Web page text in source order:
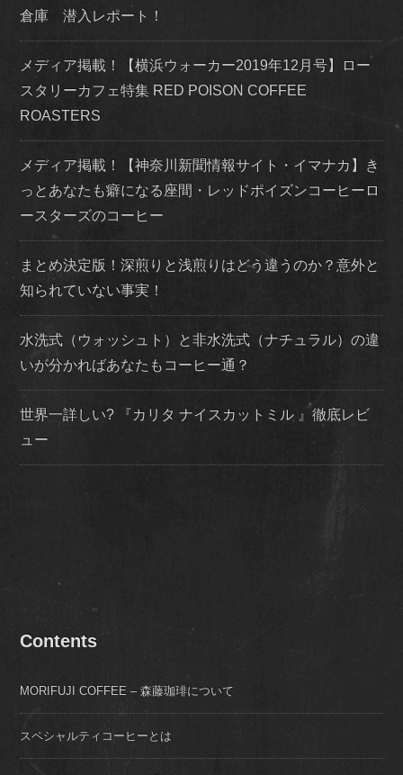
倉庫 潜入レポート！
メディア掲載！【横浜ウォーカー2019年12月号】ロー
スタリーカフェ特集 RED POISON COFFEE
ROASTERS
メディア掲載！【神奈川新聞情報サイト・イマナカ】き
っとあなたも癖になる座間・レッドポイズンコーヒーロ
ースターズのコーヒー
まとめ決定版！深煎りと浅煎りはどう違うのか？意外と
知られていない事実！
水洗式（ウォッシュト）と非水洗式（ナチュラル）の違
いが分かればあなたもコーヒー通？
世界一詳しい? 『カリタ ナイスカットミル 』徹底レビ
ュー
Contents
MORIFUJI COFFEE – 森藤珈琲について
スペシャルティコーヒーとは